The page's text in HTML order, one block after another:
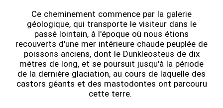
Ce cheminement commence par la galerie
géologique, qui transporte le visiteur dans le
passé lointain, à l'époque où nous étions
recouverts d'une mer intérieure chaude peuplée de
poissons anciens, dont le Dunkleosteus de dix
mètres de long, et se poursuit jusqu'à la période
de la dernière glaciation, au cours de laquelle des
castors géants et des mastodontes ont parcouru
cette terre.